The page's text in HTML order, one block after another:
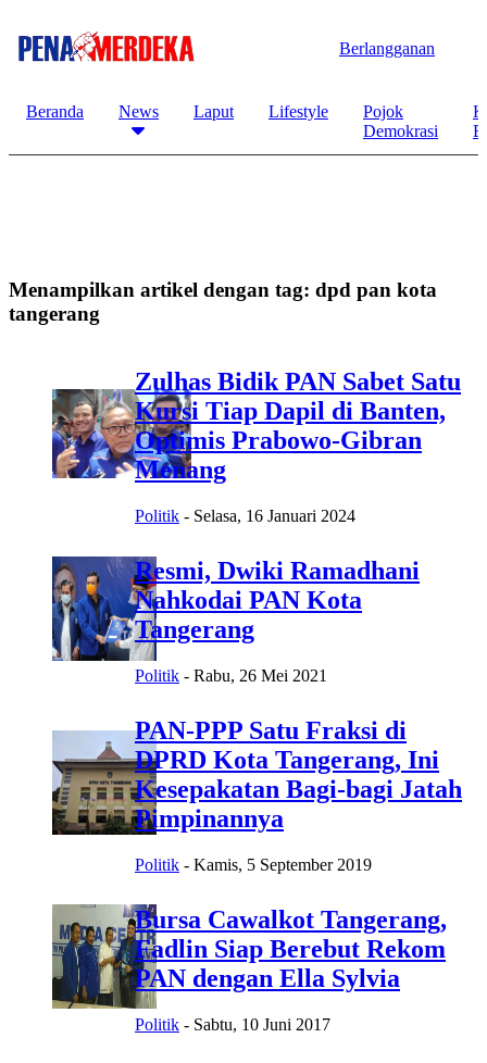
Berlangganan
Beranda News Laput Lifestyle
Pojok
Demokrasi
Menampilkan artikel dengan tag: dpd pan kota
tangerang
Zulhas Bidik PAN Sabet Satu
Kursi Tiap Dapil di Banten,
Optimis Prabowo-Gibran
Menang
Politik - Selasa, 16 Januari 2024
Resmi, Dwiki Ramadhani
Nahkodai PAN Kota
Tangerang
Politik - Rabu, 26 Mei 2021
PAN-PPP Satu Fraksi di
DPRD Kota Tangerang, Ini
Kesepakatan Bagi-bagi Jatah
Pimpinannya
Politik - Kamis, 5 September 2019
Bursa Cawalkot Tangerang,
Fadlin Siap Berebut Rekom
PAN dengan Ella Sylvia
Politik - Sabtu, 10 Juni 2017